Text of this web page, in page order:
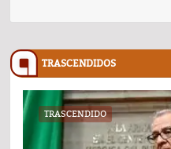
TRASCENDIDOS
TRASCENDIDO